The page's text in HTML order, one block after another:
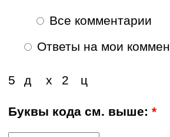
Все комментарии
Ответы на мои
х
5 д ц
2
Буквы кода см. выше:*